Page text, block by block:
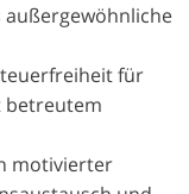
für
betreutem
motivierter